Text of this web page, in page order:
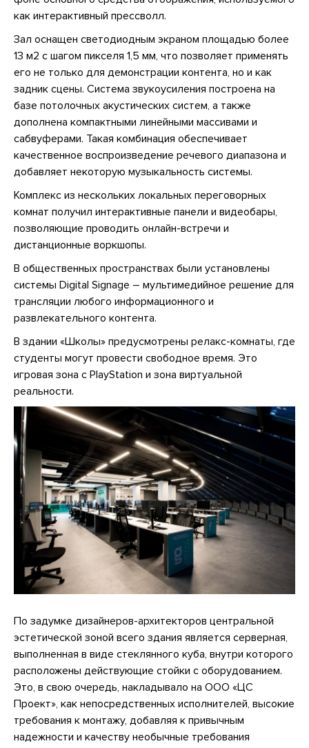
как интерактивный прессволл.
Зал оснащен светодиодным экраном площадью более
13 м2 с шагом пикселя 1,5 мм, что позволяет применять
его не только для демонстрации контента, но и как
задник сцены. Система звукоусиления построена на
базе потолочных акустических систем, а также
дополнена компактными линейными массивами и
сабвуферами. Такая комбинация обеспечивает
качественное воспроизведение речевого диапазона и
добавляет некоторую музыкальность системы.
Комплекс из нескольких локальных переговорных
комнат получил интерактивные панели и видеобары,
позволяющие проводить онлайн-встречи и
дистанционные воркшопы.
В общественных пространствах были установлены
системы Digital Signage – мультимедийное решение для
трансляции любого информационного и
развлекательного контента.
В здании «Школы» предусмотрены релакс-комнаты, где
студенты могут провести свободное время. Это
игровая зона с PlayStation и зона виртуальной
реальности.
По задумке дизайнеров-архитекторов центральной
эстетической зоной всего здания является серверная,
выполненная в виде стеклянного куба, внутри которого
расположены действующие стойки с оборудованием.
Это, в свою очередь, накладывало на ООО «ЦС
Проект», как непосредственных исполнителей, высокие
требования к монтажу, добавляя к привычным
надежности и качеству необычные требования